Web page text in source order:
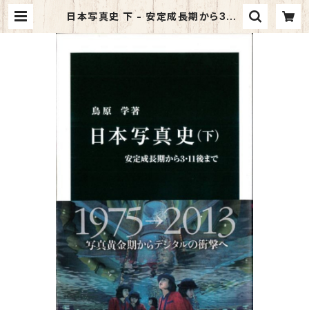
日本写真史 下 - 安定成長期から3・11
後まで (中公新書) | マイブックス関